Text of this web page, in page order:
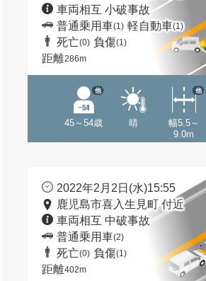
車両相互 小破事故
普通乗用車(1) 軽自動車(1)
死亡(0) 負傷(1)
距離286m
45～54歳
他
晴
幅5.5～
9.0m
他
2022年2月2日(水)15:55
鹿児島市喜入生見町 付近
車両相互 中破事故
普通乗用車(2)
死亡(0) 負傷(1)
距離402m